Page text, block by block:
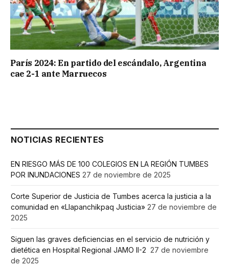
París 2024: En partido del escándalo, Argentina
cae 2-1 ante Marruecos
NOTICIAS RECIENTES
EN RIESGO MÁS DE 100 COLEGIOS EN LA REGIÓN TUMBES
POR INUNDACIONES 27 de noviembre de 2025
Corte Superior de Justicia de Tumbes acerca la justicia a la
comunidad en «Llapanchikpaq Justicia» 27 de noviembre de
2025
Siguen las graves deficiencias en el servicio de nutrición y
dietética en Hospital Regional JAMO II-2 27 de noviembre
de 2025